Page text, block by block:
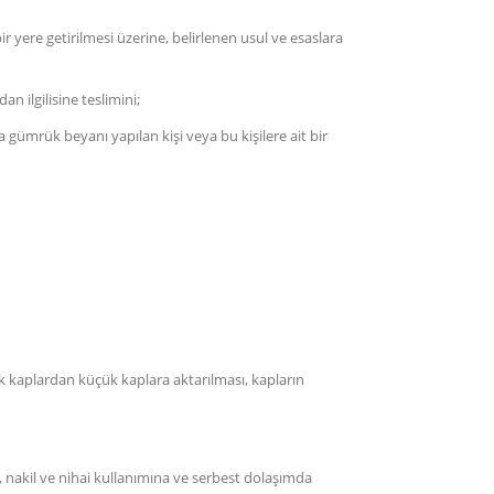
getirilmesi üzerine, belirlenen usul ve esaslara
ilgilisine teslimini;
gümrük beyanı yapılan kişi veya bu kişilere ait bir
küçük kaplara aktarılması, kapların
ve nihai kullanımına ve serbest dolaşımda